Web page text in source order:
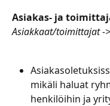
Asiakas- ja
Asiakkaat/toimittajat -
mikäli haluat
henkilöihin ja